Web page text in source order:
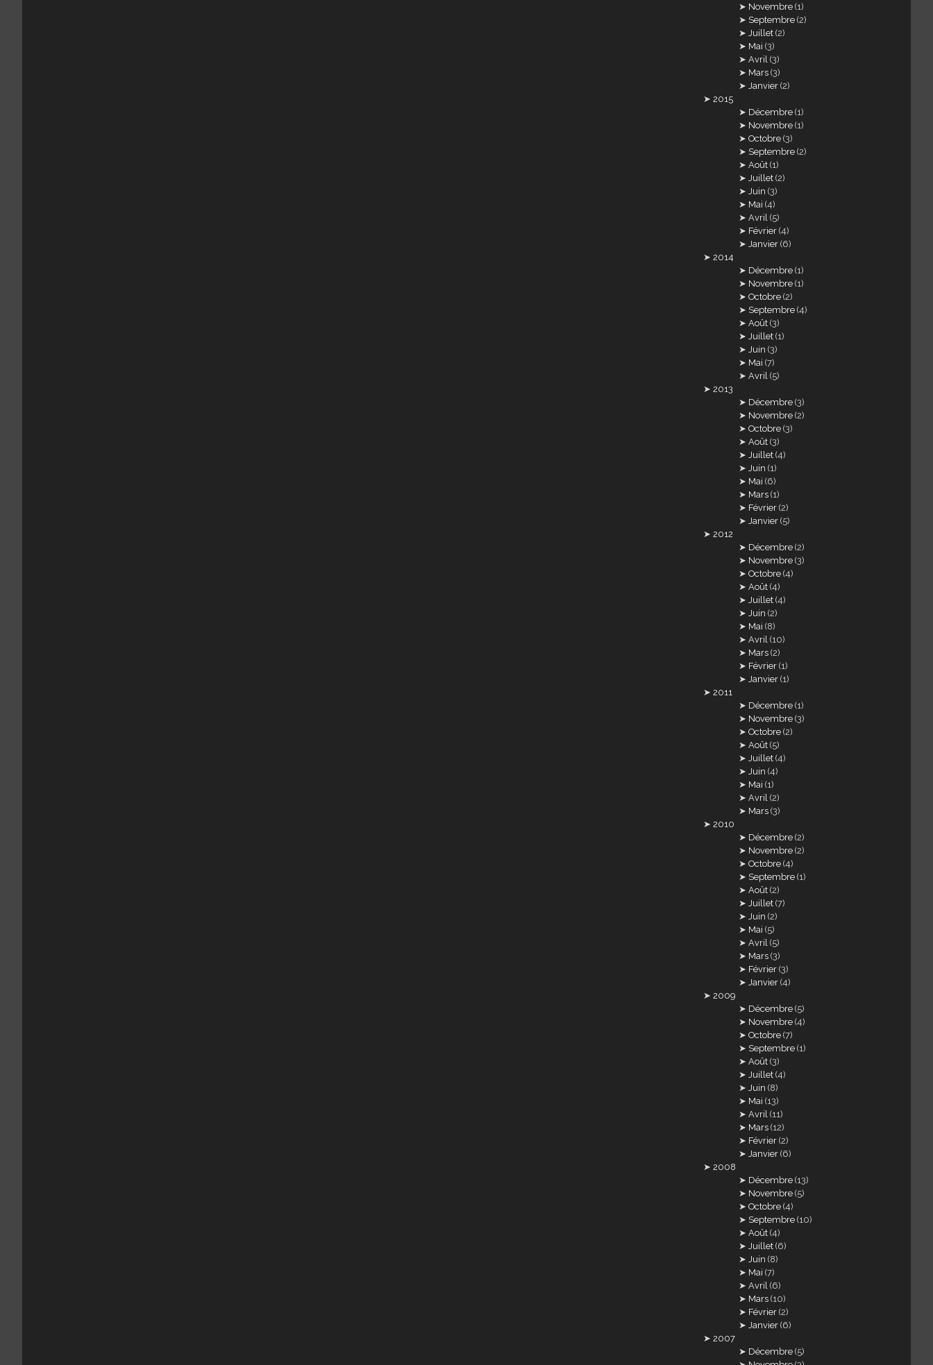
Novembre (1)
Septembre (2)
Juillet (2)
Mai (3)
Avril (3)
Mars (3)
Janvier (2)
2015
Décembre (1)
Novembre (1)
Octobre (3)
Septembre (2)
Août (1)
Juillet (2)
Juin (3)
Mai (4)
Avril (5)
Février (4)
Janvier (6)
2014
Décembre (1)
Novembre (1)
Octobre (2)
Septembre (4)
Août (3)
Juillet (1)
Juin (3)
Mai (7)
Avril (5)
2013
Décembre (3)
Novembre (2)
Octobre (3)
Août (3)
Juillet (4)
Juin (1)
Mai (6)
Mars (1)
Février (2)
Janvier (5)
2012
Décembre (2)
Novembre (3)
Octobre (4)
Août (4)
Juillet (4)
Juin (2)
Mai (8)
Avril (10)
Mars (2)
Février (1)
Janvier (1)
2011
Décembre (1)
Novembre (3)
Octobre (2)
Août (5)
Juillet (4)
Juin (4)
Mai (1)
Avril (2)
Mars (3)
2010
Décembre (2)
Novembre (2)
Octobre (4)
Septembre (1)
Août (2)
Juillet (7)
Juin (2)
Mai (5)
Avril (5)
Mars (3)
Février (3)
Janvier (4)
2009
Décembre (5)
Novembre (4)
Octobre (7)
Septembre (1)
Août (3)
Juillet (4)
Juin (8)
Mai (13)
Avril (11)
Mars (12)
Février (2)
Janvier (6)
2008
Décembre (13)
Novembre (5)
Octobre (4)
Septembre (10)
Août (4)
Juillet (6)
Juin (8)
Mai (7)
Avril (6)
Mars (10)
Février (2)
Janvier (6)
2007
Décembre (5)